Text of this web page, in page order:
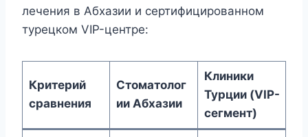
лечения в Абхазии и сертифицированном
турецком VIP-центре:
Критерий
сравнения
Стоматолог
ии Абхазии
Клиники
Турции (VIP-
сегмент)